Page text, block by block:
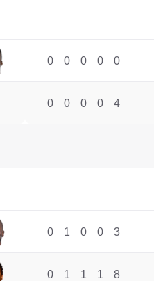
0
0
0
0
0
4
0
0
0
0
3
0
0
1
0
8
1
1
1
0